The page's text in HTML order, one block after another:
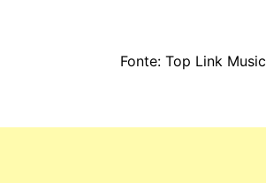
Fonte: Top Link Music